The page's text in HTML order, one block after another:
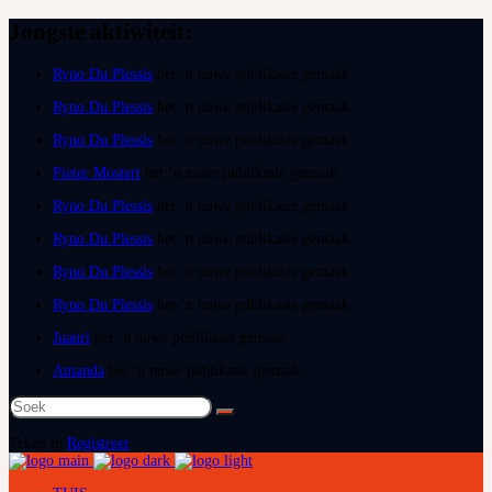
Ryno Du Plessis
Ryno Du Plessis
Ryno Du Plessis
Pieter Mostert
Ryno Du Plessis
Ryno Du Plessis
Ryno Du Plessis
Ryno Du Plessis
Juanri
Amanda
Registreer